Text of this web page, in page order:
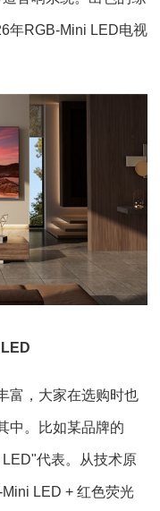
年RGB-Mini LED电视
富，大家在选购时也
中。比如某品牌的
代表。从技术原
LED + 红色荧光